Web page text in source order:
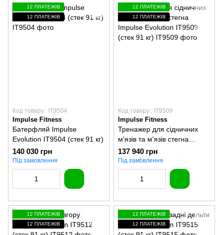
12 ПЛАТЕЖІВ
12 ПЛАТЕЖІВ
Код товару:: IT9504
Impulse Fitness
Батерфляй Impulse
Evolution IT9504 (стек 91 кг)
140 030 грн
Під замовлення
12 ПЛАТЕЖІВ
12 ПЛАТЕЖІВ
Код товару:: IT9509
Impulse Fitness
Тренажер для сідничних
м'язів та м'язів стегна
Impulse Evolution IT9509
(стек 91 кг)
137 940 грн
Під замовлення
12 ПЛАТЕЖІВ
12 ПЛАТЕЖІВ
12 ПЛАТЕЖІВ
12 ПЛАТЕЖІВ